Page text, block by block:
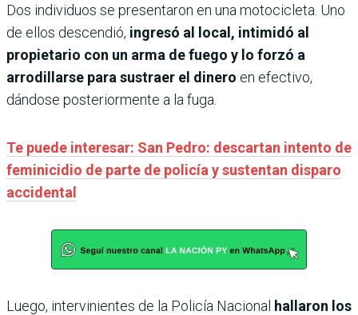
Dos individuos se presentaron en una motocicleta. Uno
de ellos descendió, ingresó al local, intimidó al
propietario con un arma de fuego y lo forzó a
arrodillarse para sustraer el dinero en efectivo,
dándose posteriormente a la fuga.
Te puede interesar: San Pedro: descartan intento de
feminicidio de parte de policía y sustentan disparo
accidental
Luego, intervinientes de la Policía Nacional hallaron los